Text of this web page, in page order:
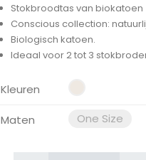
Stokbroodtas van biokatoen
Conscious collection:
Biologisch katoen.
Ideaal voor 2 tot 3
Kleuren
Maten One Size